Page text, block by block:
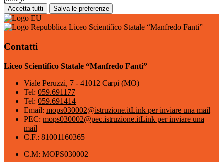
Accetta tutti Salva le preferenze
Liceo Scientifico Statale “Manfredo Fanti”
Contatti
Liceo Scientifico Statale “Manfredo Fanti”
Viale Peruzzi, 7 - 41012 Carpi (MO)
Tel: 059.691177
Tel: 059.691414
Email: mops030002@istruzione.itLink per inviare una mail
PEC: mops030002@pec.istruzione.itLink per inviare una
mail
C.F.: 81001160365
C.M: MOPS030002